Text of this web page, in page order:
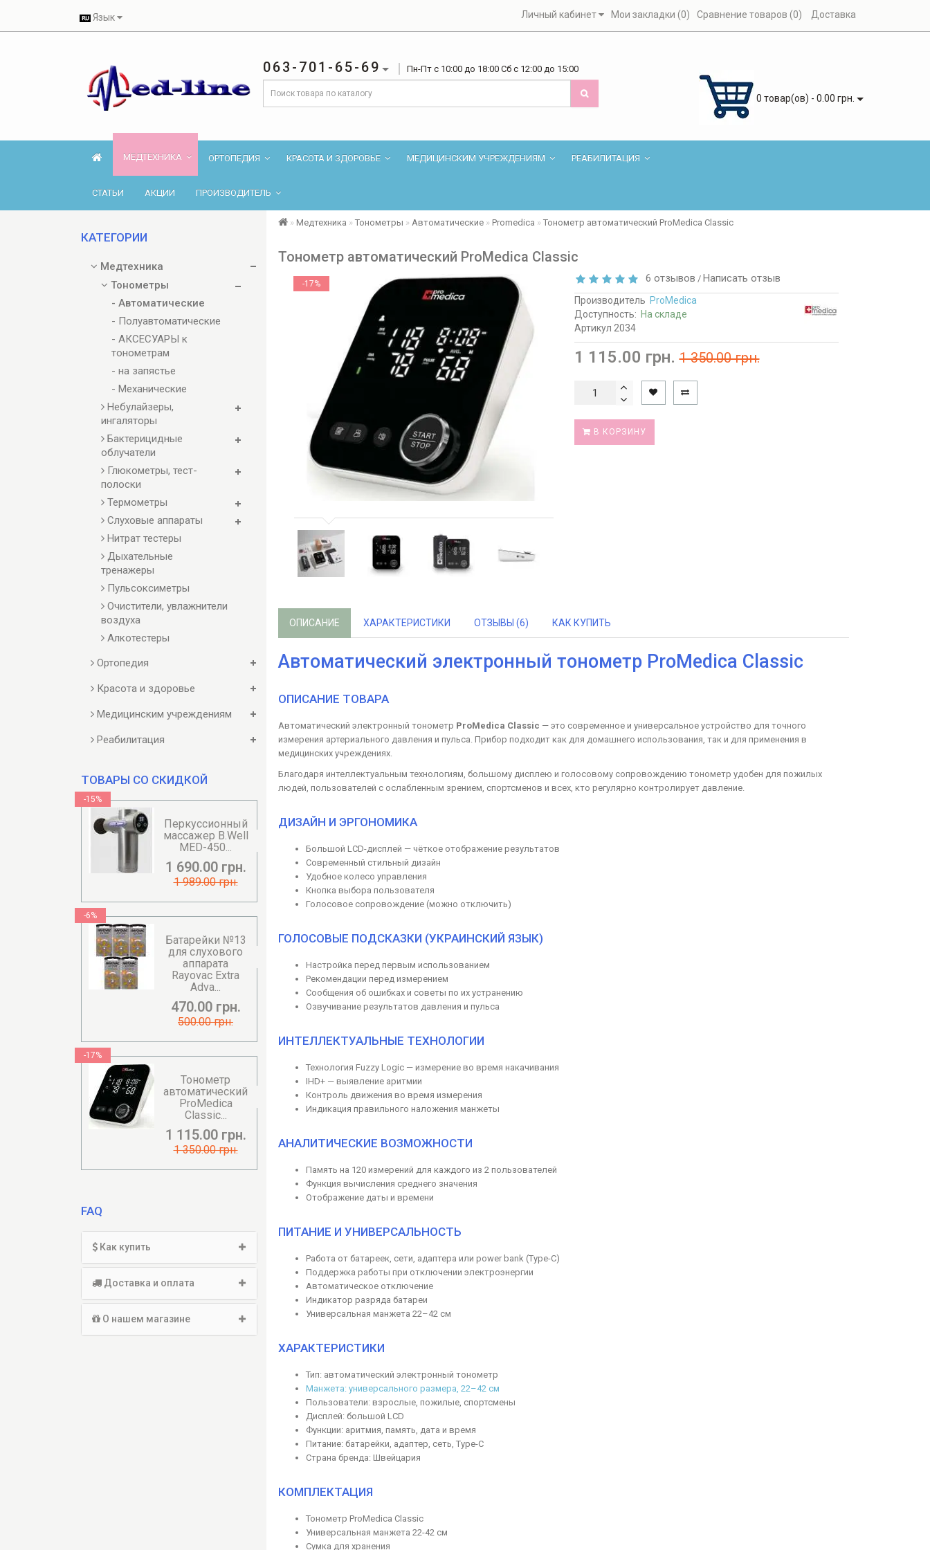
Язык Личный кабинет Мои закладки (0) Сравнение товаров (0) Доставка
063-701-65-69 Пн-Пт с 10:00 до 18:00 Сб с 12:00 до 15:00
0 товар(ов) - 0.00 грн.
МЕДТЕХНИКА ОРТОПЕДИЯ КРАСОТА И ЗДОРОВЬЕ МЕДИЦИНСКИМ УЧРЕЖДЕНИЯМ РЕАБИЛИТАЦИЯ
СТАТЬИ АКЦИИ ПРОИЗВОДИТЕЛЬ
КАТЕГОРИИ
Медтехника
Тонометры
- Автоматические
- Полуавтоматические
- АКСЕСУАРЫ к
тонометрам
- на запястье
- Механические
Небулайзеры,
ингаляторы
Бактерицидные
облучатели
Глюкометры, тест-
полоски
Термометры
Слуховые аппараты
Нитрат тестеры
Дыхательные
тренажеры
Пульсоксиметры
Очистители, увлажнители
воздуха
Алкотестеры
Ортопедия
Красота и здоровье
Медицинским учреждениям
Реабилитация
ТОВАРЫ СО СКИДКОЙ
-15%
Перкуссионный
массажер B.Well
MED-450...
1 690.00 грн.
1 989.00 грн.
-6%
Батарейки №13
для слухового
аппарата
Rayovac Extra
Adva...
470.00 грн.
500.00 грн.
-17%
Тонометр
автоматический
ProMedica
Classic...
1 115.00 грн.
1 350.00 грн.
FAQ
Как купить
Доставка и оплата
О нашем магазине
Медтехника Тонометры Автоматические Promedica Тонометр автоматический ProMedica Classic
Тонометр автоматический ProMedica Classic
-17% 6 отзывов / Написать отзыв
Производитель ProMedica
Доступность: На складе
Артикул 2034
1 115.00 грн. 1 350.00 грн.
В КОРЗИНУ
ОПИСАНИЕ ХАРАКТЕРИСТИКИ ОТЗЫВЫ (6) КАК КУПИТЬ
Автоматический электронный тонометр ProMedica Classic
ОПИСАНИЕ ТОВАРА
Автоматический электронный тонометр ProMedica Classic — это современное и универсальное устройство для точного
измерения артериального давления и пульса. Прибор подходит как для домашнего использования, так и для применения в
медицинских учреждениях.
Благодаря интеллектуальным технологиям, большому дисплею и голосовому сопровождению тонометр удобен для пожилых
людей, пользователей с ослабленным зрением, спортсменов и всех, кто регулярно контролирует давление.
ДИЗАЙН И ЭРГОНОМИКА
Большой LCD-дисплей — чёткое отображение результатов
Современный стильный дизайн
Удобное колесо управления
Кнопка выбора пользователя
Голосовое сопровождение (можно отключить)
ГОЛОСОВЫЕ ПОДСКАЗКИ (УКРАИНСКИЙ ЯЗЫК)
Настройка перед первым использованием
Рекомендации перед измерением
Сообщения об ошибках и советы по их устранению
Озвучивание результатов давления и пульса
ИНТЕЛЛЕКТУАЛЬНЫЕ ТЕХНОЛОГИИ
Технология Fuzzy Logic — измерение во время накачивания
IHD+ — выявление аритмии
Контроль движения во время измерения
Индикация правильного наложения манжеты
АНАЛИТИЧЕСКИЕ ВОЗМОЖНОСТИ
Память на 120 измерений для каждого из 2 пользователей
Функция вычисления среднего значения
Отображение даты и времени
ПИТАНИЕ И УНИВЕРСАЛЬНОСТЬ
Работа от батареек, сети, адаптера или power bank (Type-C)
Поддержка работы при отключении электроэнергии
Автоматическое отключение
Индикатор разряда батареи
Универсальная манжета 22–42 см
ХАРАКТЕРИСТИКИ
Тип: автоматический электронный тонометр
Манжета: универсального размера, 22–42 см
Пользователи: взрослые, пожилые, спортсмены
Дисплей: большой LCD
Функции: аритмия, память, дата и время
Питание: батарейки, адаптер, сеть, Type-C
Страна бренда: Швейцария
КОМПЛЕКТАЦИЯ
Тонометр ProMedica Classic
Универсальная манжета 22-42 см
Сумка для хранения